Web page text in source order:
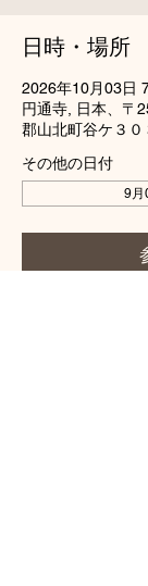
日時・場所
2026年10月03日
円通寺, 日本、〒
郡山北町谷ケ３０
その他の日付
9月